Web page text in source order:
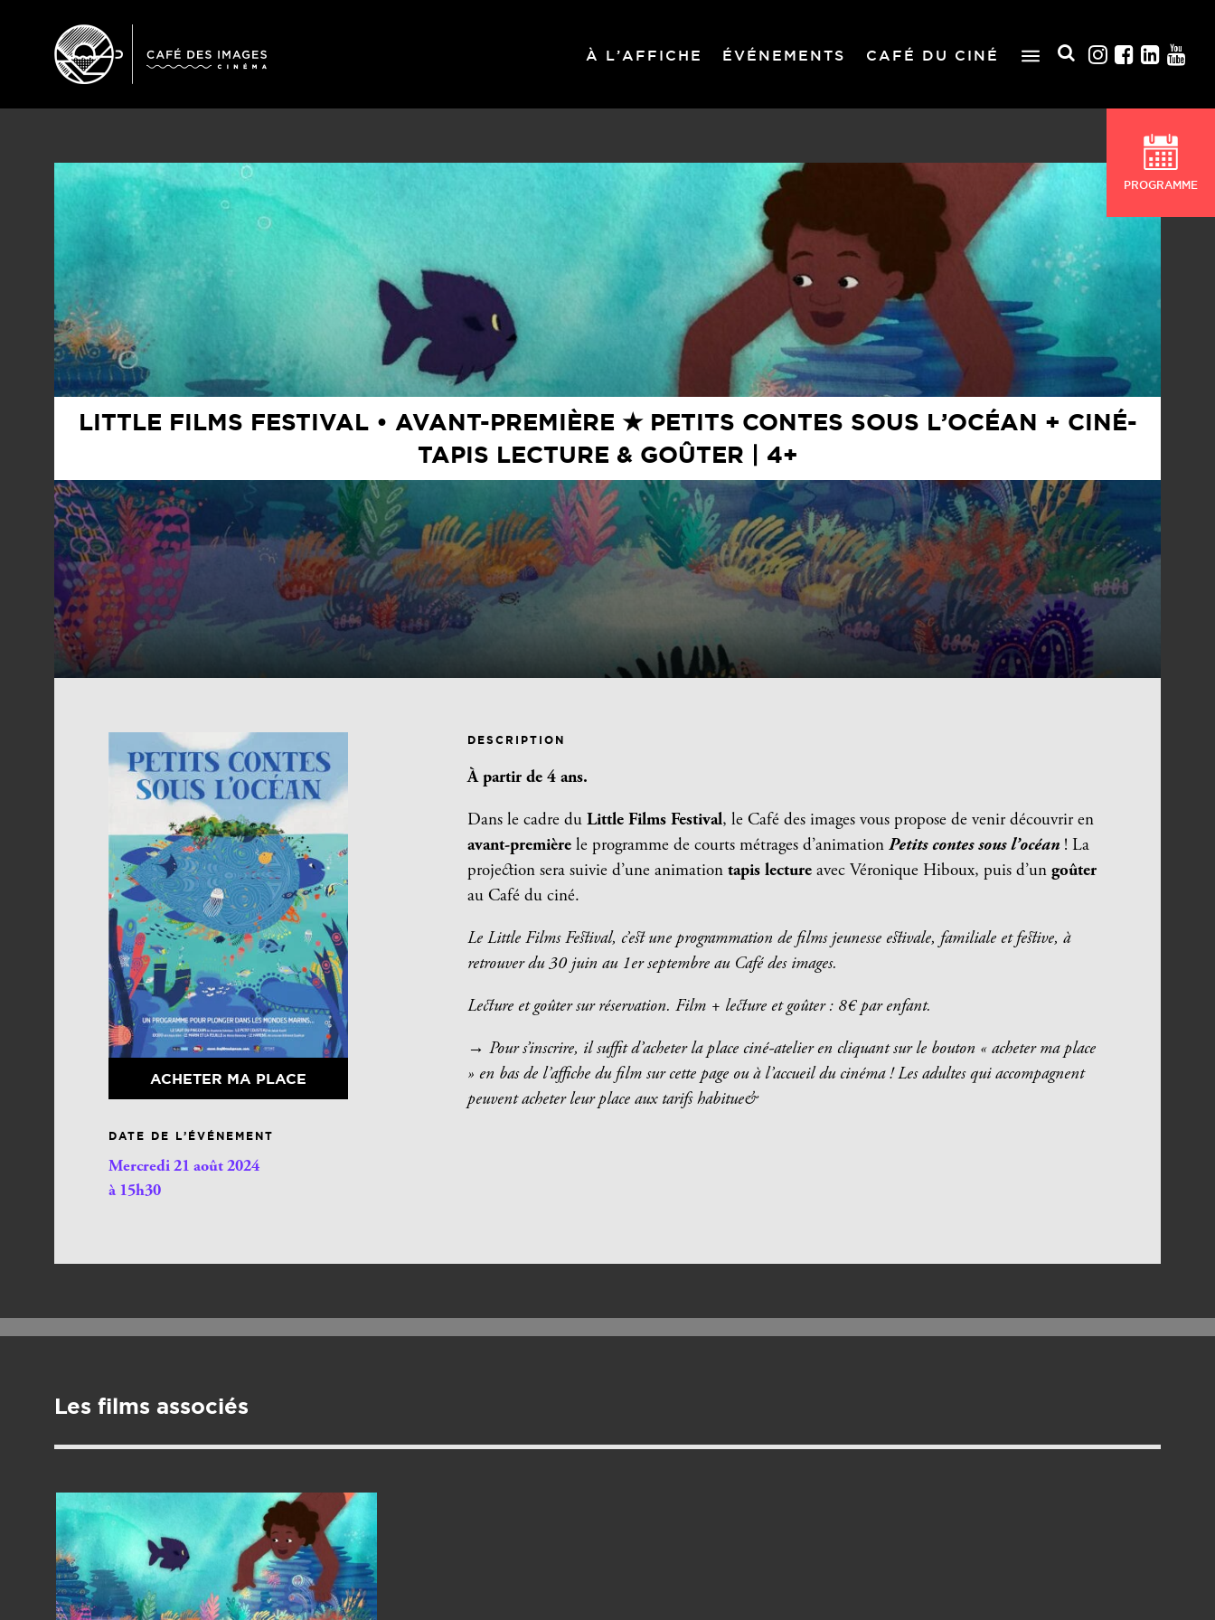
À L’AFFICHE ÉVÉNEMENTS CAFÉ DU CINÉ
PROGRAMME
LITTLE FILMS FESTIVAL • AVANT-PREMIÈRE ★ PETITS CONTES SOUS L’OCÉAN + CINÉ-
TAPIS LECTURE & GOÛTER | 4+
ACHETER MA PLACE
DATE DE L’ÉVÉNEMENT
Mercredi 21 août 2024
à 15h30
DESCRIPTION
À partir de 4 ans.
Dans le cadre duLittle Films Festival, le Café des images vous propose de venir découvrir en
avant-première le programme de courts métrages d’animationPetits contes sous l’océan ! La
projection sera suivie d’une animationtapis lecture avec Véronique Hiboux, puis d’ungoûter
au Café du ciné.
Le Little Films Festival, c’est une programmation de films jeunesse estivale, familiale et festive, à
retrouver du 30 juin au 1er septembre au Café des images.
Lecture et goûter sur réservation. Film + lecture et goûter : 8€ par enfant.
→ Pour s’inscrire, il suffit d’acheter la place ciné-atelier en cliquant sur le bouton « acheter ma place
» en bas de l’affiche du film sur cette page ou à l’accueil du cinéma ! Les adultes qui accompagnent
peuvent acheter leur place aux tarifs habitue&
Les films associés